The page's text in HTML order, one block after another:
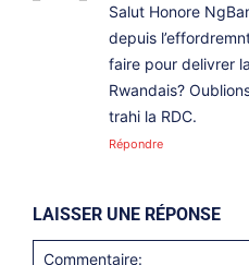
Salut Honore
depuis
faire pour delivrer
Rwandais?
trahi la RDC.
Répondre
LAISSER UNE RÉPONSE